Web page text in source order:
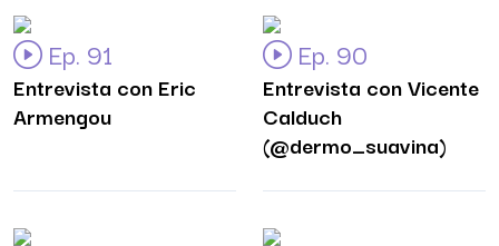
Ep. 91
Entrevista con Eric
Armengou
Ep. 90
Entrevista con Vicente
Calduch
(@dermo_suavina)